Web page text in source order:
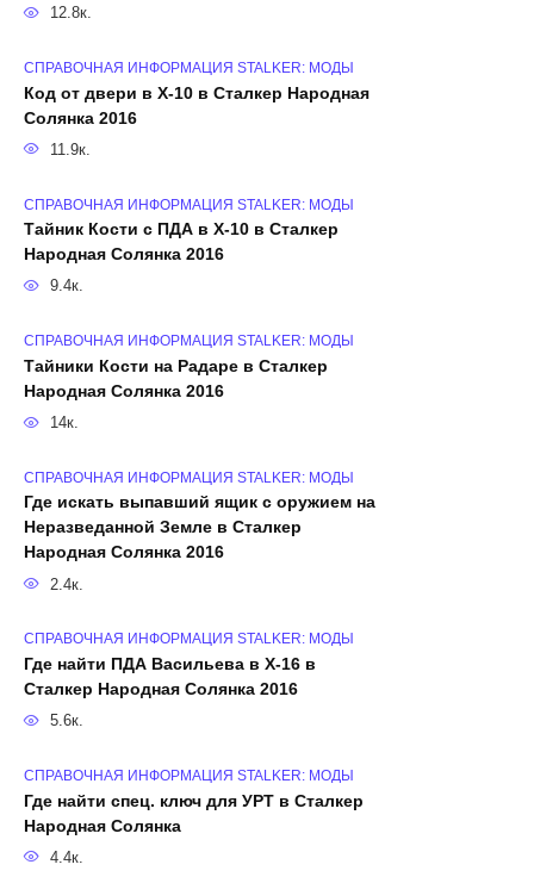
12.8к.
СПРАВОЧНАЯ ИНФОРМАЦИЯ STALKER: МОДЫ
Код от двери в X-10 в Сталкер Народная
Солянка 2016
11.9к.
СПРАВОЧНАЯ ИНФОРМАЦИЯ STALKER: МОДЫ
Тайник Кости с ПДА в X-10 в Сталкер
Народная Солянка 2016
9.4к.
СПРАВОЧНАЯ ИНФОРМАЦИЯ STALKER: МОДЫ
Тайники Кости на Радаре в Сталкер
Народная Солянка 2016
14к.
СПРАВОЧНАЯ ИНФОРМАЦИЯ STALKER: МОДЫ
Где искать выпавший ящик с оружием на
Неразведанной Земле в Сталкер
Народная Солянка 2016
2.4к.
СПРАВОЧНАЯ ИНФОРМАЦИЯ STALKER: МОДЫ
Где найти ПДА Васильева в X-16 в
Сталкер Народная Солянка 2016
5.6к.
СПРАВОЧНАЯ ИНФОРМАЦИЯ STALKER: МОДЫ
Где найти спец. ключ для УРТ в Сталкер
Народная Солянка
4.4к.